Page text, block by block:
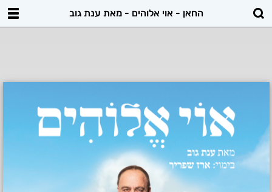
החאן - אוי אלוהים - מאת ענת גוב